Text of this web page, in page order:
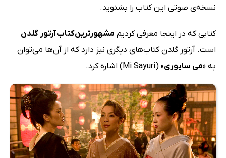
نسخه‌ی صوتی این کتاب را بشنوید.
کتابی که در اینجا معرفی کردیم مشهورترین کتاب‌ آرتور گلدن
است. آرتور گلدن کتاب‌های دیگری نیز دارد که از آن‌ها می‌توان
به «می سایوری» (Mi Sayuri) اشاره کرد.